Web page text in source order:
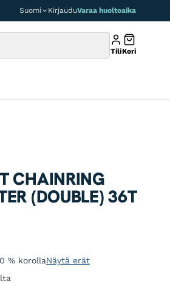
Suomi KirjauduVaraa huoltoaika
TiliKori
CHAINRING
(DOUBLE) 36T
% korollaNäytä erät